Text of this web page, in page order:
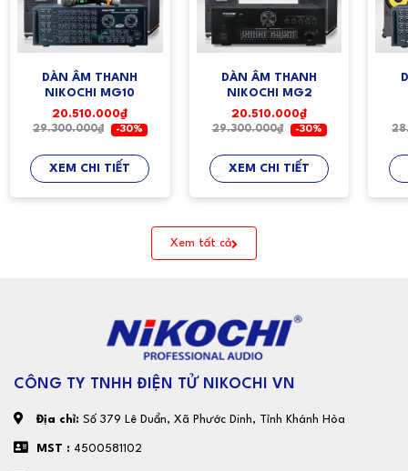
DÀN ÂM THANH
NIKOCHI MG10
20.510.000₫
29.300.000₫ -30%
XEM CHI TIẾT
DÀN ÂM THANH
NIKOCHI MG2
20.510.000₫
29.300.000₫ -30%
XEM CHI TIẾT
Xem tất cả
CÔNG TY TNHH ĐIỆN TỬ NIKOCHI VN
Địa chỉ: Số 379 Lê Duẩn, Xã Phước Dinh, Tỉnh Khánh Hòa
MST : 4500581102